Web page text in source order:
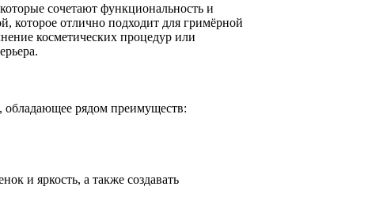
сочетают функциональность и
которое отлично подходит для гримёрной
косметических процедур или
рядом преимуществ:
и яркость, а также создавать